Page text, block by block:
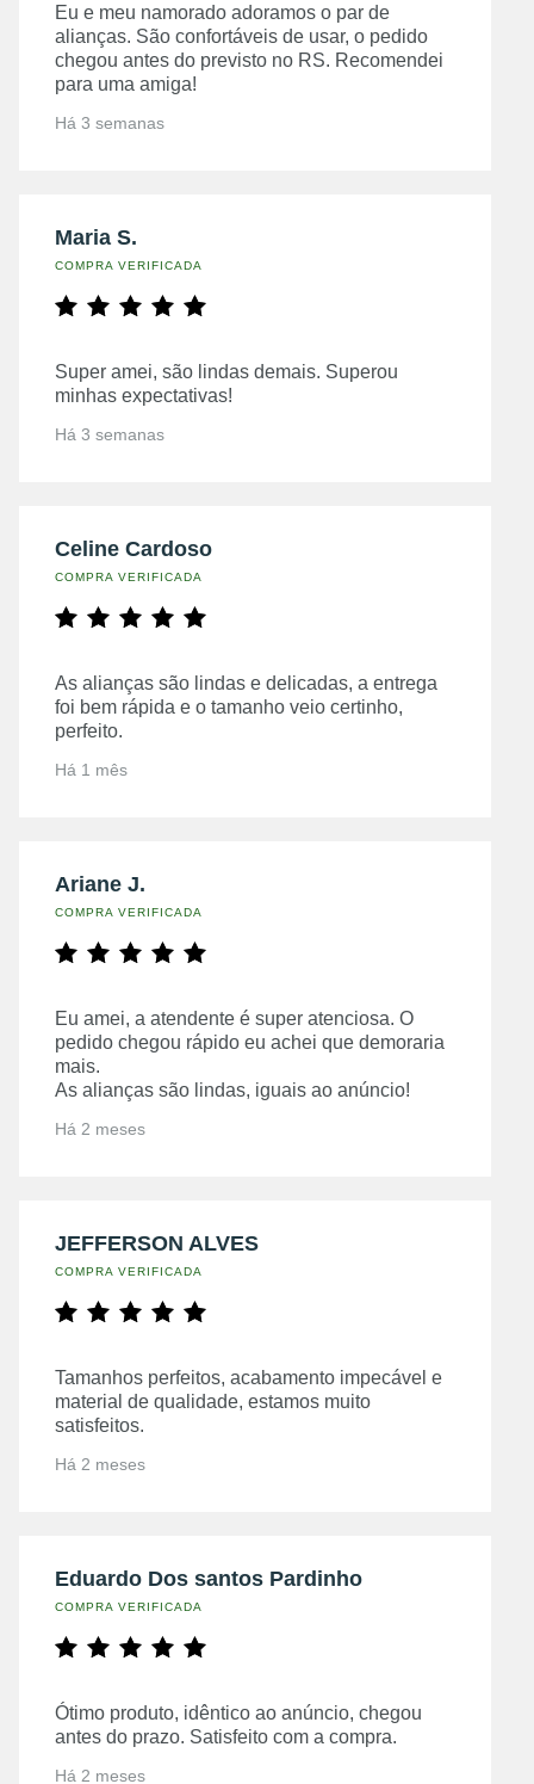
Eu e meu namorado adoramos o par de
alianças. São confortáveis de usar, o pedido
chegou antes do previsto no RS. Recomendei
para uma amiga!
Há 3 semanas
Maria S.
COMPRA VERIFICADA
Super amei, são lindas demais. Superou
minhas expectativas!
Há 3 semanas
Celine Cardoso
COMPRA VERIFICADA
As alianças são lindas e delicadas, a entrega
foi bem rápida e o tamanho veio certinho,
perfeito.
Há 1 mês
Ariane J.
COMPRA VERIFICADA
Eu amei, a atendente é super atenciosa. O
pedido chegou rápido eu achei que demoraria
mais.
As alianças são lindas, iguais ao anúncio!
Há 2 meses
JEFFERSON ALVES
COMPRA VERIFICADA
Tamanhos perfeitos, acabamento impecável e
material de qualidade, estamos muito
satisfeitos.
Há 2 meses
Eduardo Dos santos Pardinho
COMPRA VERIFICADA
Ótimo produto, idêntico ao anúncio, chegou
antes do prazo. Satisfeito com a compra.
Há 2 meses